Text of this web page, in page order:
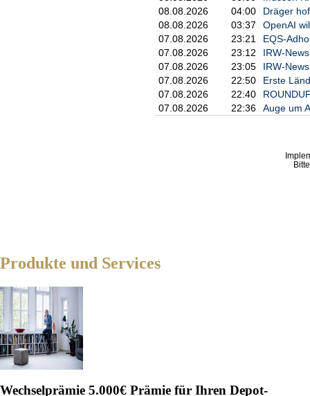
08.08.2026
04:00
Dräger
08.08.2026
03:37
OpenAI
07.08.2026
23:21
EQS-
07.08.2026
23:12
IRW-
07.08.2026
23:05
IRW-
07.08.2026
22:50
Erste
07.08.2026
22:40
07.08.2026
22:36 Auge um
Produkte und Services
Wechselprämie 5.000€ Prämie für Ihren Depot-